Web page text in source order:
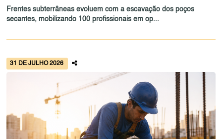
Frentes subterrâneas evoluem com a escavação dos poços
secantes, mobilizando 100 profissionais em op...
31 DE JULHO 2026